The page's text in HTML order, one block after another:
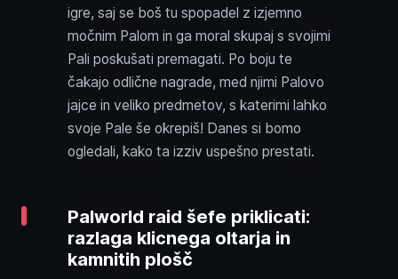
igre, saj se boš tu spopadel z izjemno
močnim Palom in ga moral skupaj s svojimi
Pali poskušati premagati. Po boju te
čakajo odlične nagrade, med njimi Palovo
jajce in veliko predmetov, s katerimi lahko
svoje Pale še okrepiš! Danes si bomo
ogledali, kako ta izziv uspešno prestati.
Palworld raid šefe priklicati:
razlaga klicnega oltarja in
kamnitih plošč